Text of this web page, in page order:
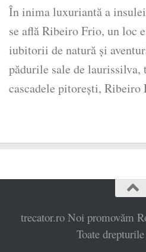
În inima luxuriantă a
se află Ribeiro Frio, un loc
iubitorii de natură și
pădurile sale de laurissilva,
cascadele pitorești, Ribeiro
trecator.ro Noi promovăm
Toate